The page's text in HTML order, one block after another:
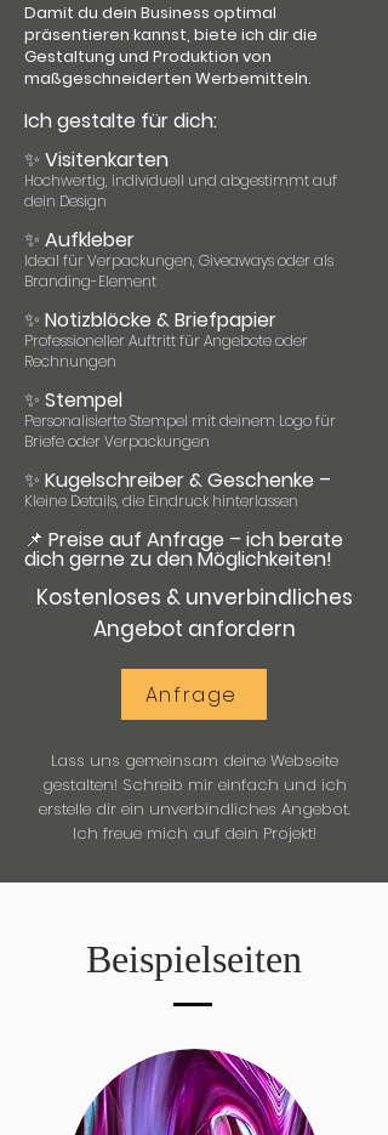
Damit du dein Business optimal
präsentieren kannst, biete ich dir die
Gestaltung und Produktion von
maßgeschneiderten Werbemitteln.
Ich gestalte für dich:
✨ Visitenkarten
Hochwertig, individuell und abgestimmt auf
dein Design
✨ Aufkleber
Ideal für Verpackungen, Giveaways oder als
Branding-Element
✨ Notizblöcke & Briefpapier
Professioneller Auftritt für Angebote oder
Rechnungen
✨ Stempel
Personalisierte Stempel mit deinem Logo für
Briefe oder Verpackungen
✨ Kugelschreiber & Geschenke –
Kleine Details, die Eindruck hinterlassen
📌 Preise auf Anfrage – ich berate
dich gerne zu den Möglichkeiten!
Kostenloses & unverbindliches
Angebot anfordern
Lass uns gemeinsam deine Webseite
gestalten! Schreib mir einfach und ich
erstelle dir ein unverbindliches Angebot.
Ich freue mich auf dein Projekt!
Anfrage
Beispielseiten